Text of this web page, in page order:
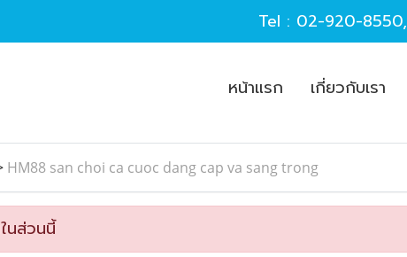
Tel : 02-920-8550,
หน้าแรก เกี่ยวกับเรา
HM88 san choi ca cuoc dang cap va sang trong
นส่วนนี้